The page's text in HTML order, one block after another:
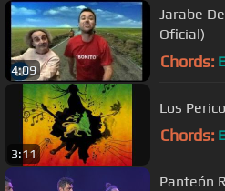
4:09
Jarabe
Oficial)
Chords: E
3:11
Los
Chords: E
Panteón